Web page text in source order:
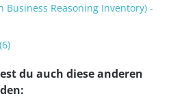
Business Reasoning Inventory) -
du auch diese anderen